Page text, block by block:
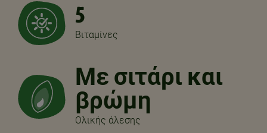
5
Βιταμίνες
Με σιτάρι και
βρώμη
Ολικής άλεσης